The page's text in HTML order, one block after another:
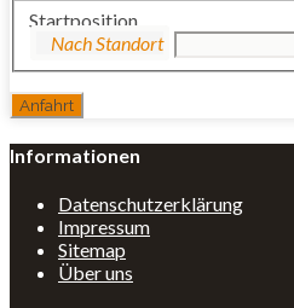
Startposition
Informationen
Datenschutzerklärung
Impressum
Sitemap
Über uns